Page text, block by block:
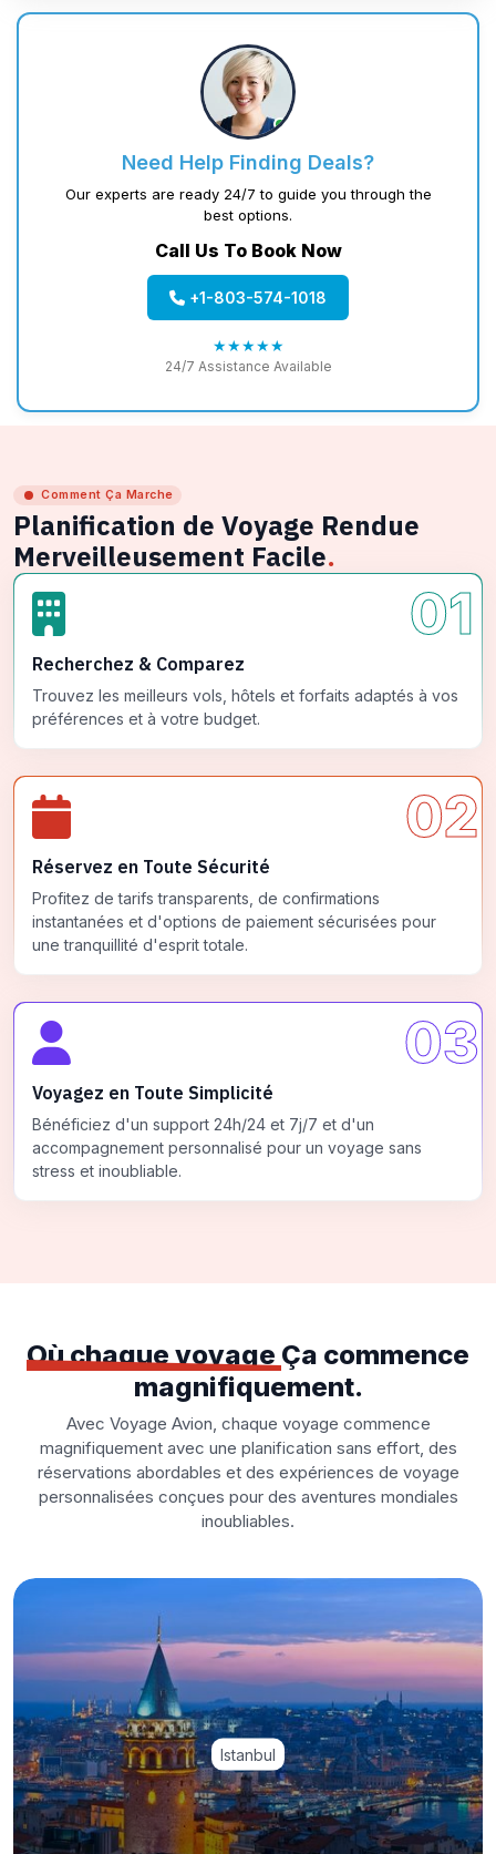
Need Help Finding Deals?
Our experts are ready 24/7 to guide you through the
best options.
Call Us To Book Now
+1-803-574-1018
★★★★★
24/7 Assistance Available
Comment Ça Marche
Planification de Voyage Rendue
Merveilleusement Facile.
01
Recherchez & Comparez
Trouvez les meilleurs vols, hôtels et forfaits adaptés à vos
préférences et à votre budget.
02
Réservez en Toute Sécurité
Profitez de tarifs transparents, de confirmations
instantanées et d'options de paiement sécurisées pour
une tranquillité d'esprit totale.
03
Voyagez en Toute Simplicité
Bénéficiez d'un support 24h/24 et 7j/7 et d'un
accompagnement personnalisé pour un voyage sans
stress et inoubliable.
Où chaque voyage Ça commence
magnifiquement.
Avec Voyage Avion, chaque voyage commence
magnifiquement avec une planification sans effort, des
réservations abordables et des expériences de voyage
personnalisées conçues pour des aventures mondiales
inoubliables.
Istanbul